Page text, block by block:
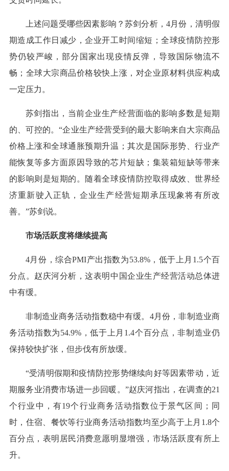
上述问题受哪些因素影响？苏剑分析，4月份，清明假
期造成工作日减少，企业开工时间缩短；全球疫情防控形
势仍较严峻，部分国家出现疫情反弹，导致国际物流不
畅；全球大宗商品价格较快上涨，对企业原材料供应构成
一定压力。
苏剑指出，当前企业生产经营面临的影响多数是短期
的、可控的。“企业生产经营受到的最大影响来自大宗商品
价格上涨和全球通胀预期升温；其次是国际形势、行业产
能恢复等多方面原因导致的芯片短缺；集装箱短缺等带来
的影响则是短期的。随着全球疫情防控取得成效、世界经
济重新驶入正轨，企业生产经营短期承压现象将有所改
善。”苏剑说。
市场活跃度将继续提高
4月份，综合PMI产出指数为53.8%，低于上月1.5个百
分点。赵庆河分析，这表明中国企业生产经营活动总体进
中有缓。
非制造业商务活动指数稳中有缓。4月份，非制造业商
务活动指数为54.9%，低于上月1.4个百分点，非制造业仍
保持较快扩张，但步伐有所放缓。
“受清明假期和疫情防控形势继续向好等因素带动，近
期服务业消费市场进一步回暖。”赵庆河指出，在调查的21
个行业中，有19个行业商务活动指数位于景气区间；同
时，住宿、餐饮等行业商务活动指数均至少高于上月1.8个
百分点，表明居民消费意愿明显增强，市场活跃度有所上
升。